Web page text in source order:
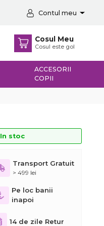
Contul meu
Cosul Meu
Cosul este gol
ACCESORII
COPII
In stoc
Transport Gratuit
> 499 lei
Pe loc banii
inapoi
14 de zile Retur